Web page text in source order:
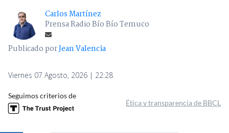
Carlos Martínez
Prensa Radio Bío Bío Temuco
Publicado porJean Valencia
Viernes 07 Agosto, 2026 | 22:28
Seguimos criterios de
Ética y transparencia de BBCL